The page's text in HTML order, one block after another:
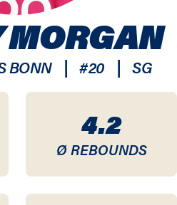
4.2
Ø REBOUNDS
MORGAN
BONN | #20 | SG